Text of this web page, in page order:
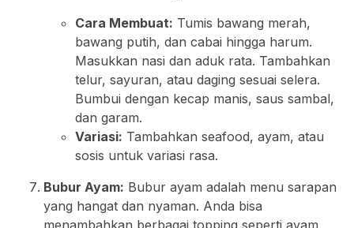
Cara Membuat: Tumis bawang merah,
bawang putih, dan cabai hingga harum.
Masukkan nasi dan aduk rata. Tambahkan
telur, sayuran, atau daging sesuai selera.
Bumbui dengan kecap manis, saus sambal,
dan garam.
Variasi: Tambahkan seafood, ayam, atau
sosis untuk variasi rasa.
Bubur Ayam: Bubur ayam adalah menu sarapan
yang hangat dan nyaman. Anda bisa
menambahkan berbagai topping seperti ayam